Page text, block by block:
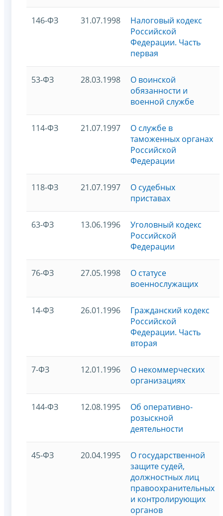
146-ФЗ 31.07.1998
Налоговый кодекс
Российской
Федерации. Часть
первая
53-ФЗ 28.03.1998
О воинской
обязанности и
военной службе
114-ФЗ 21.07.1997
О службе в
таможенных органах
Российской
Федерации
118-ФЗ 21.07.1997
О судебных
приставах
63-ФЗ 13.06.1996
Уголовный кодекс
Российской
Федерации
76-ФЗ 27.05.1998
О статусе
военнослужащих
14-ФЗ 26.01.1996
Гражданский кодекс
Российской
Федерации. Часть
вторая
7-ФЗ 12.01.1996
О некоммерческих
организациях
144-ФЗ 12.08.1995
Об оперативно-
розыскной
деятельности
45-ФЗ 20.04.1995
О государственной
защите судей,
должностных лиц
правоохранительных
и контролирующих
органов